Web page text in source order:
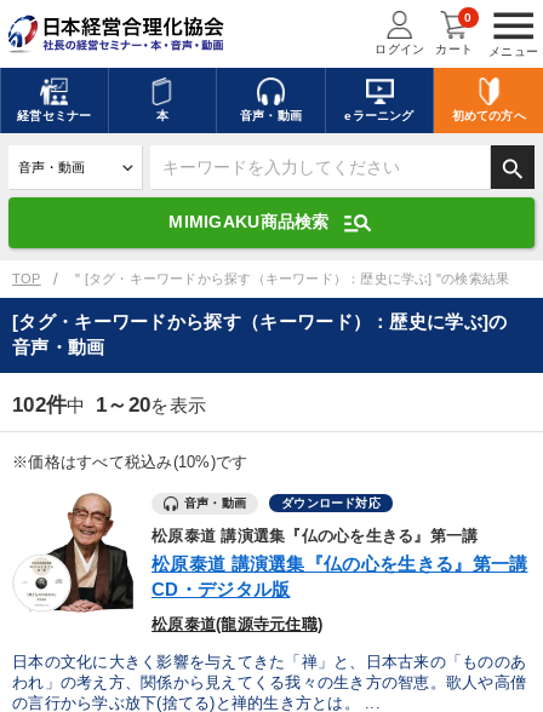
menu
メニュー
ログイン カート
0
経営セミナー 本 音声・動画 eラーニング 初めての方へ
search
MIMIGAKU商品検索 manage_search
キーワードを入力して探す
デジタル版対応のみ検索結果に表示する
search 上記の条件で検索
mic 講演収録物を探す
全国経営者セミナー講演収録物（全1315タイトル）からお探しいただけ
ます
優秀各社の智恵と戦略 事業家のロマンと経営
若手異才経営者の発想
リーダーの器量を学ぶ
TOP " [タグ・キーワードから探す（キーワード）：歴史に学ぶ] "の検索結果
[タグ・キーワードから探す（キーワード）：歴史に学ぶ]の
音声・動画
102件中 1～20を表示
※価格はすべて税込み(10%)です
音声・動画 ダウンロード対応
松原泰道 講演選集『仏の心を生きる』第一講
松原泰道 講演選集『仏の心を生きる』第一講
CD・デジタル版
松原泰道(龍源寺元住職)
日本の文化に大きく影響を与えてきた「禅」と、日本古来の「もののあ
われ」の考え方、関係から見えてくる我々の生き方の智恵。歌人や高僧
の言行から学ぶ放下(捨てる)と禅的生き方とは。 ...